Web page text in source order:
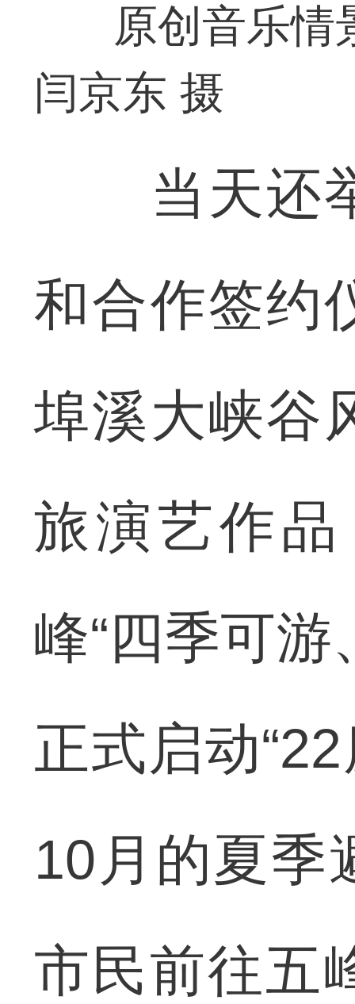
原创音乐情
闫京东 摄
当天还举
和合作签约
埠溪大峡谷
旅演艺作
峰“四季可
正式启动
10月的夏季
市民前往五